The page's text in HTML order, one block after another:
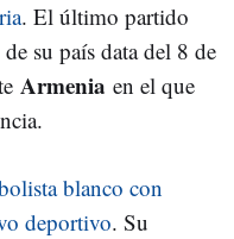
. El último partido
su país data del 8 de
Armenia en el que
blanco con
deportivo. Su